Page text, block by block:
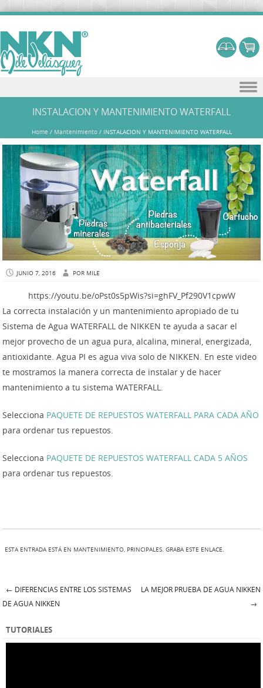
INSTALACION Y MANTENIMIENTO WATERFALL
Home / Mantenimiento / INSTALACION Y MANTENIMIENTO WATERFALL
JUNIO 7, 2016 POR MILE
https://youtu.be/oPst0s5pWis?si=ghFV_Pf290V1cpwW
La correcta instalación y un mantenimiento apropiado de tu
Sistema de Agua WATERFALL de NIKKEN te ayuda a sacar el
mejor provecho de un agua pura, alcalina, mineral, energizada,
antioxidante. Agua PI es agua viva solo de NIKKEN. En este video
te mostramos la manera correcta de instalar y de hacer
mantenimiento a tu sistema WATERFALL.
Selecciona PAQUETE DE REPUESTOS WATERFALL PARA CADA AÑO
para ordenar tus repuestos.
Selecciona PAQUETE DE REPUESTOS WATERFALL CADA 5 AÑOS
para ordenar tus repuestos.
ESTA ENTRADA ESTÁ EN MANTENIMIENTO, PRINCIPALES. GRABA ESTE ENLACE.
Post navigation
← DIFERENCIAS ENTRE LOS SISTEMAS
DE AGUA NIKKEN
LA MEJOR PRUEBA DE AGUA NIKKEN
→
TUTORIALES